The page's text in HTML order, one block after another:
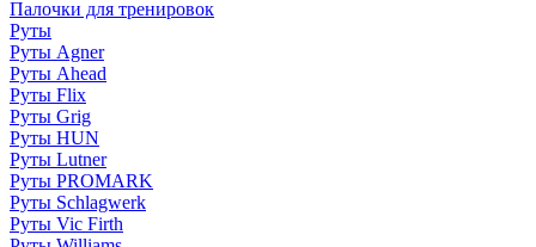
Палочки для тренировок
Руты
Руты Agner
Руты Ahead
Руты Flix
Руты Grig
Руты HUN
Руты Lutner
Руты PROMARK
Руты Schlagwerk
Руты Vic Firth